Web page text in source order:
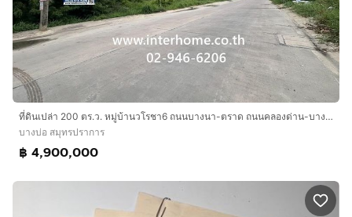
ที่ดินเปล่า 200 ตร.ว. หมู่บ้านวโรชา6 ถนนบางนา-ตราด ถนนคลองด่าน-บางพลี ถนนเทพารักษ์ บางบ่อ สมุทรปราการ
บางบ่อ สมุทรปราการ
฿ 4,900,000